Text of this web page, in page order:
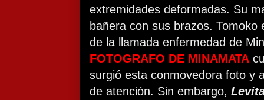
extremidades deformadas. Su
bañera con sus brazos.
de la llamada enfermedad de
FOTOGRAFO DE MINAMATA
surgió esta conmovedora foto y
de atención. Sin embargo,